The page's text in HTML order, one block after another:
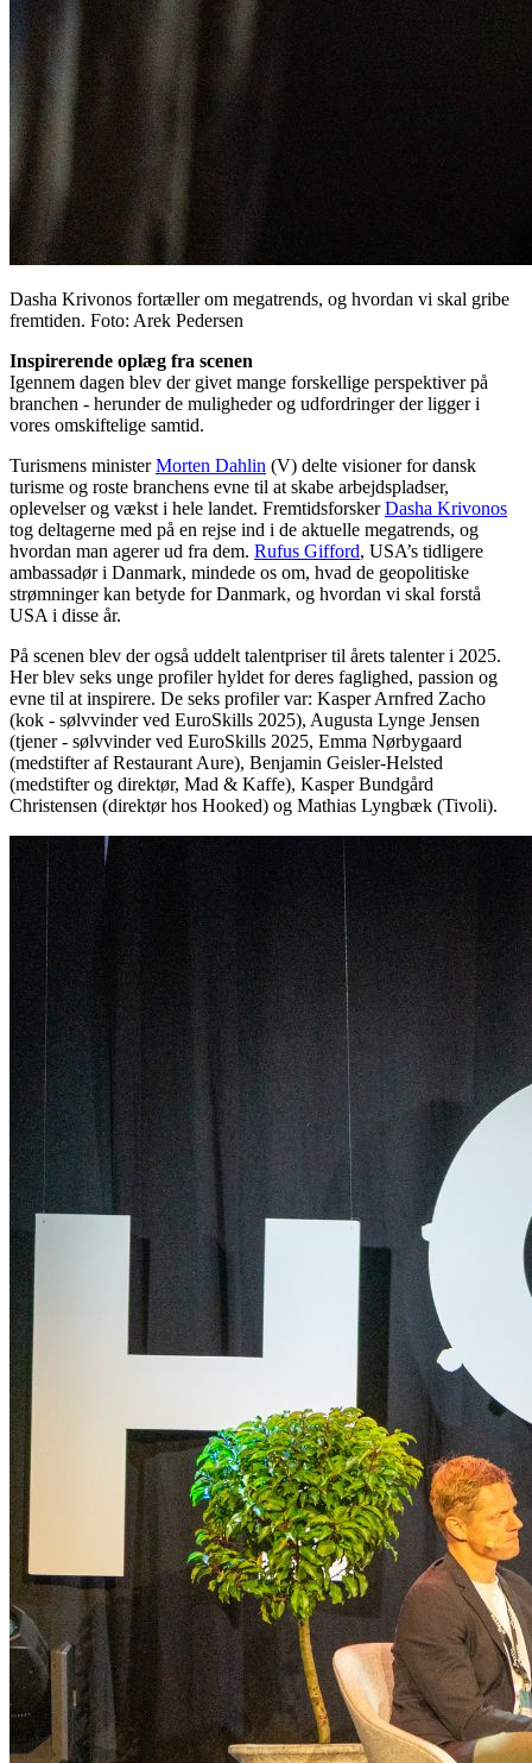
Dasha Krivonos fortæller om megatrends, og hvordan vi skal gribe
fremtiden. Foto: Arek Pedersen
Inspirerende oplæg fra scenen
Igennem dagen blev der givet mange forskellige perspektiver på
branchen - herunder de muligheder og udfordringer der ligger i
vores omskiftelige samtid.
Turismens ministerMorten Dahlin (V) delte visioner for dansk
turisme og roste branchens evne til at skabe arbejdspladser,
oplevelser og vækst i hele landet. FremtidsforskerDasha Krivonos
tog deltagerne med på en rejse ind i de aktuelle megatrends, og
hvordan man agerer ud fra dem. Rufus Gifford, USA’s tidligere
ambassadør i Danmark, mindede os om, hvad de geopolitiske
strømninger kan betyde for Danmark, og hvordan vi skal forstå
USA i disse år.
På scenen blev der også uddelt talentpriser til årets talenter i 2025.
Her blev seks unge profiler hyldet for deres faglighed, passion og
evne til at inspirere. De seks profiler var: Kasper Arnfred Zacho
(kok - sølvvinder ved EuroSkills 2025), Augusta Lynge Jensen
(tjener - sølvvinder ved EuroSkills 2025, Emma Nørbygaard
(medstifter af Restaurant Aure), Benjamin Geisler-Helsted
(medstifter og direktør, Mad & Kaffe), Kasper Bundgård
Christensen (direktør hos Hooked) og Mathias Lyngbæk (Tivoli).